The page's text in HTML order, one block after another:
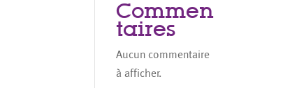
Commen
taires
Aucun commentaire
à afficher.